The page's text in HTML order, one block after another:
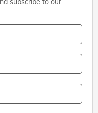
subscribe to our